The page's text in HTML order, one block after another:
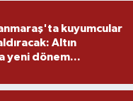
kuyumcular
Altın
yeni dönem...